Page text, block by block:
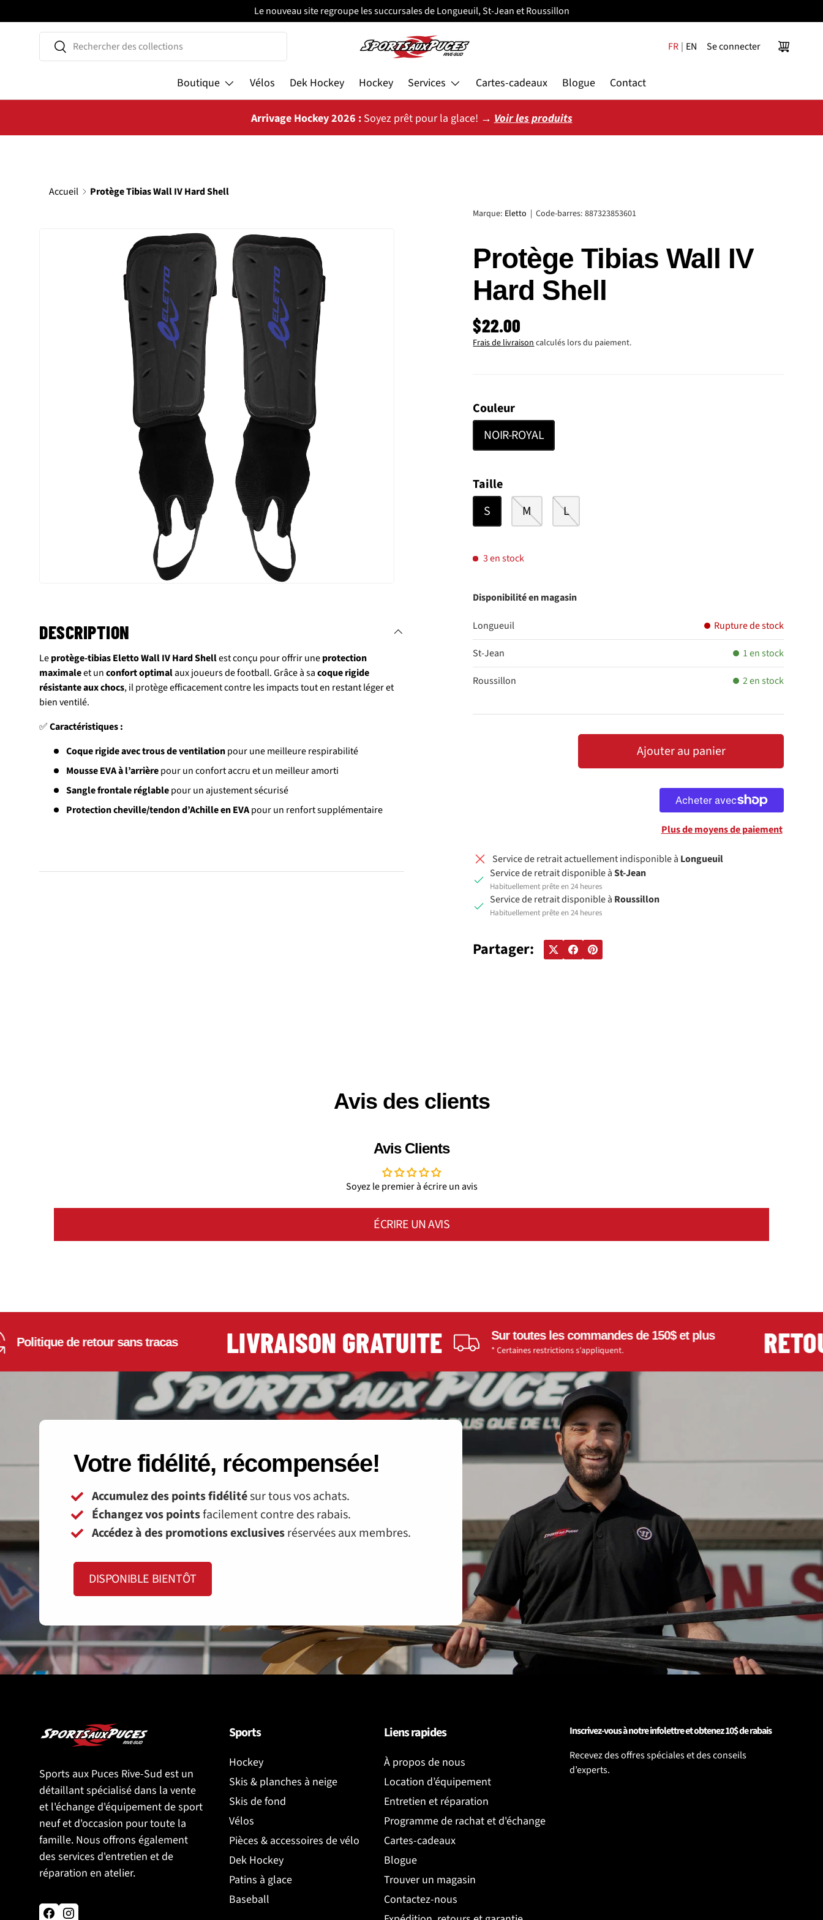
ALLER AU CONTENU
Le nouveau site regroupe les succursales de Longueuil, St-Jean et Roussillon
Recherche
Rechercher FR | EN Se connecter Panier
Boutique Vélos Dek Hockey Hockey Services Cartes-cadeaux Blogue Contact
Arrivage Hockey 2026 : Soyez prêt pour la glace! →Voir les produits
Accueil Protège Tibias Wall IV Hard Shell
PASSER AUX INFORMATIONS PRODUITS
Marque: Eletto |Code-barres: 887323853601
Protège Tibias Wall IV
Hard Shell
PRIX HABITUEL
$22.00
Frais de livraisoncalculés lors du paiement.
Couleur
NOIR-ROYAL
Taille
S
M L
3 en stock
Disponibilité en magasin
Longueuil Rupture de stock
St-Jean 1 en stock
Roussillon 2 en stock
AUGMENTER LA QUANTITÉ
Ajouter au panier
Plus de moyens de paiement
Service de retrait actuellement indisponible à Longueuil
Service de retrait disponible àSt-Jean
Habituellement prête en 24 heures
Service de retrait disponible à Roussillon
Habituellement prête en 24 heures
Partager:
DESCRIPTION
Leprotège-tibias Eletto Wall IV Hard Shellest conçu pour offrir uneprotection
maximaleet unconfort optimalaux joueurs de football. Grâce à sacoque rigide
résistante aux chocs, il protège efficacement contre les impacts tout en restant léger et
bien ventilé.
✅Caractéristiques :
Coque rigide avec trous de ventilationpour une meilleure respirabilité
Mousse EVA à l’arrièrepour un confort accru et un meilleur amorti
Sangle frontale réglablepour un ajustement sécurisé
Protection cheville/tendon d’Achille en EVApour un renfort supplémentaire
Avis des clients
Avis Clients
Soyez le premier à écrire un avis
ÉCRIRE UN AVIS
de retour sans tracas LIVRAISON GRATUITE Sur toutes les commandes de 150$ et plus
* Certaines restrictions s'appliquent.
Votre fidélité, récompensée!
Accumulez des points fidélitésur tous vos achats.
Échangez vos pointsfacilement contre des rabais.
Accédez à des promotions exclusivesréservées aux membres.
DISPONIBLE BIENTÔT
Sports aux Puces Rive-Sud est un
détaillant spécialisé dans la vente
et l'échange d'équipement de sport
neuf et d'occasion pour toute la
famille. Nous offrons également
des services d'entretien et de
réparation en atelier.
Sports
Hockey
Skis & planches à neige
Skis de fond
Vélos
Pièces & accessoires de vélo
Dek Hockey
Patins à glace
Baseball
Liens rapides
À propos de nous
Location d’équipement
Entretien et réparation
Programme de rachat et d'échange
Cartes-cadeaux
Blogue
Trouver un magasin
Contactez-nous
Inscrivez-vous à notre infolettre et obtenez 10$ de rabais
Recevez des offres spéciales et des conseils
d’experts.